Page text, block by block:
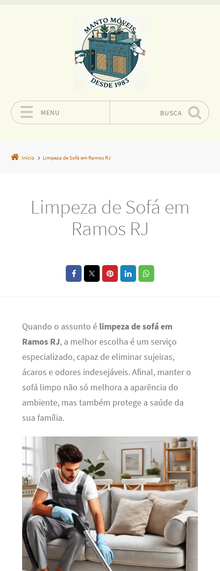
MENU BUSCA
Início Limpeza de Sofá em Ramos RJ
Limpeza de Sofá em
Ramos RJ
Quando o assunto é limpeza de sofá em
Ramos RJ, a melhor escolha é um serviço
especializado, capaz de eliminar sujeiras,
ácaros e odores indesejáveis. Afinal, manter o
sofá limpo não só melhora a aparência do
ambiente, mas também protege a saúde da
sua família.